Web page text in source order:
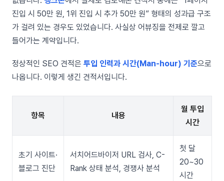
진입 시 50만 원, 1위 진입 시 추가 50만 원” 형태의 성과급 구조
가 걸려 있는 경우도 있었습니다. 사실상 어뷰징을 전제로 깔고
들어가는 계약입니다.
정상적인 SEO 견적은 투입 인력과 시간(Man-hour) 기준으로
나옵니다. 이렇게 생긴 견적서입니다.
항목 내용
월 투입
시간
초기 사이트·
블로그 진단
서치어드바이저 URL 검사, C-
Rank 상태 분석, 경쟁사 분석
첫 달
20~30
시간